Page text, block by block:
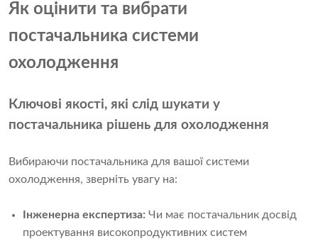
Як оцінити та вибрати
постачальника системи
охолодження
Ключові якості, які слід шукати у
постачальника рішень для охолодження
Вибираючи постачальника для вашої системи
охолодження, зверніть увагу на:
Інженерна експертиза: Чи має постачальник досвід
проектування високопродуктивних систем